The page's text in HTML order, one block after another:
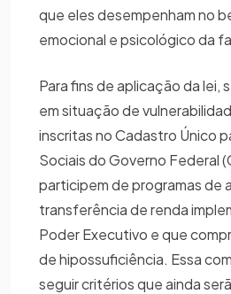
que eles desempenham no
emocional e psicológico da
Para fins de aplicação da lei,
em situação de
inscritas no Cadastro Único
Sociais do Governo Federal
participem de programas de
transferência de renda
Poder Executivo e que
de hipossuficiência. Essa
seguir critérios que ainda